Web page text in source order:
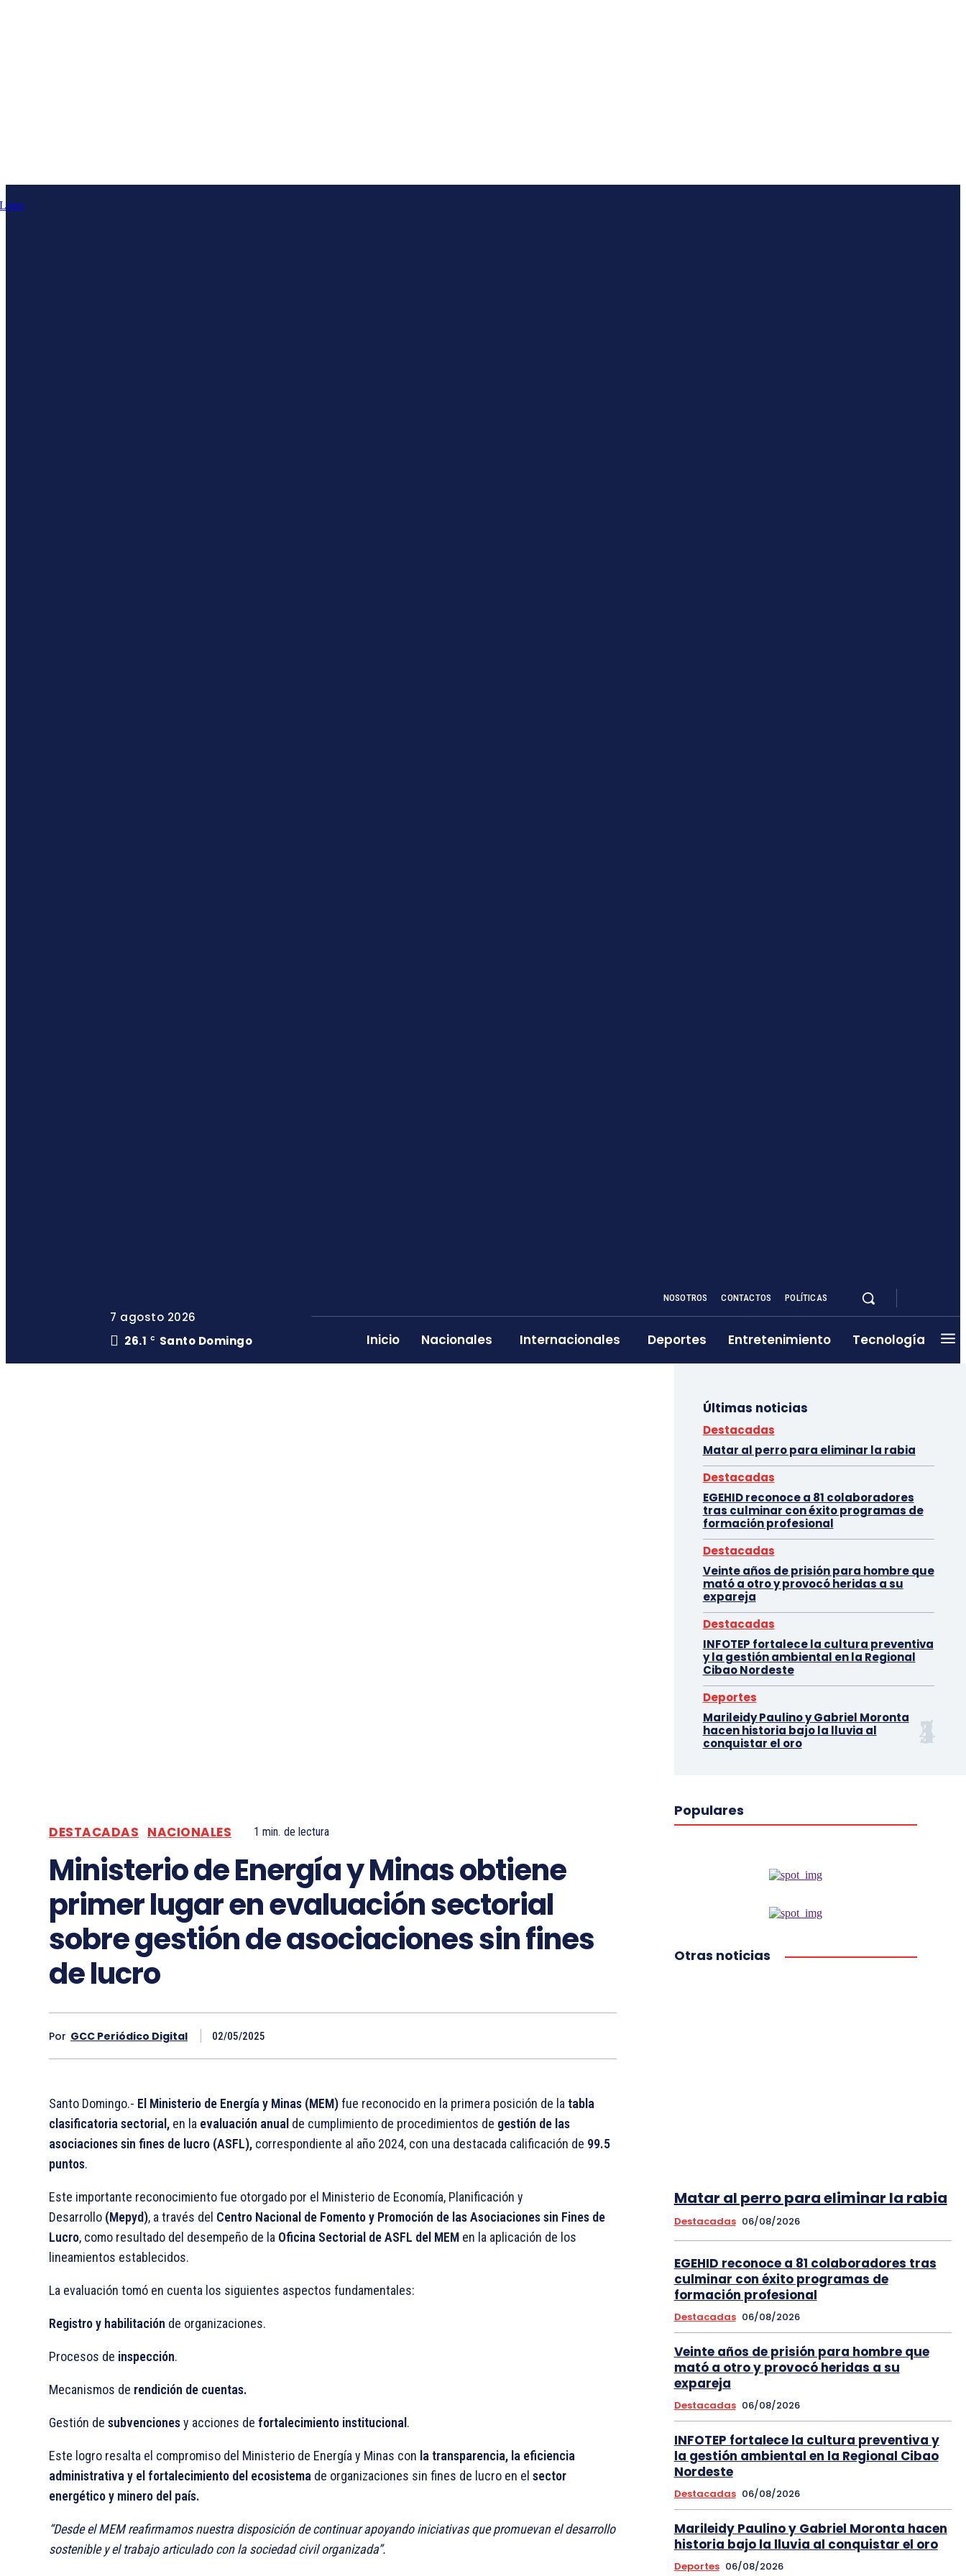
7 agosto 2026
26.1 C Santo Domingo
NOSOTROS CONTACTOS POLÍTICAS
Inicio Nacionales Internacionales Deportes Entretenimiento Tecnología
DESTACADAS NACIONALES 1 min. de lectura
Ministerio de Energía y Minas obtiene
primer lugar en evaluación sectorial
sobre gestión de asociaciones sin fines
de lucro
Por GCC Periódico Digital 02/05/2025
Santo Domingo.- El Ministerio de Energía y Minas (MEM)fue reconocido en la primera posición de latabla
clasificatoria sectorial, en la evaluación anual de cumplimiento de procedimientos de gestión de las
asociaciones sin fines de lucro (ASFL), correspondiente al año 2024, con una destacada calificación de 99.5
puntos.
Este importante reconocimiento fue otorgado por el Ministerio de Economía, Planificación y
Desarrollo (Mepyd), a través del Centro Nacional de Fomento y Promoción de las Asociaciones sin Fines de
Lucro, como resultado del desempeño de la Oficina Sectorial de ASFL del MEM en la aplicación de los
lineamientos establecidos.
La evaluación tomó en cuenta los siguientes aspectos fundamentales:
Registro y habilitación de organizaciones.
Procesos de inspección.
Mecanismos de rendición de cuentas.
Gestión de subvencionesy acciones de fortalecimiento institucional .
Este logro resalta el compromiso del Ministerio de Energía y Minas con la transparencia, la eficiencia
administrativa y el fortalecimiento del ecosistema de organizaciones sin fines de lucro en el sector
energético y minero del país.
“Desde el MEM reafirmamos nuestra disposición de continuar apoyando iniciativas que promuevan el desarrollo
sostenible y el trabajo articulado con la sociedad civil organizada”.
Últimas noticias
Destacadas
Matar al perro para eliminar la rabia
Destacadas
EGEHID reconoce a 81 colaboradores
tras culminar con éxito programas de
formación profesional
Destacadas
Veinte años de prisión para hombre que
mató a otro y provocó heridas a su
expareja
Destacadas
INFOTEP fortalece la cultura preventiva
y la gestión ambiental en la Regional
Cibao Nordeste
Deportes
Marileidy Paulino y Gabriel Moronta
hacen historia bajo la lluvia al
conquistar el oro
Populares
Otras noticias
Matar al perro para eliminar la rabia
Destacadas 06/08/2026
EGEHID reconoce a 81 colaboradores tras
culminar con éxito programas de
formación profesional
Destacadas 06/08/2026
Veinte años de prisión para hombre que
mató a otro y provocó heridas a su
expareja
Destacadas 06/08/2026
INFOTEP fortalece la cultura preventiva y
la gestión ambiental en la Regional Cibao
Nordeste
Destacadas 06/08/2026
Marileidy Paulino y Gabriel Moronta hacen
historia bajo la lluvia al conquistar el oro
Deportes 06/08/2026